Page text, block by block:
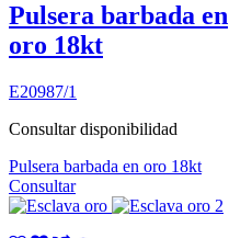
Pulsera barbada en
oro 18kt
E20987/1
Consultar disponibilidad
Pulsera barbada en oro 18kt
Consultar